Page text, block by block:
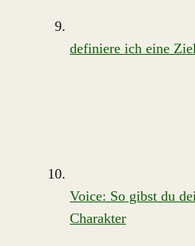
definiere ich eine
Voice: So gibst du
Charakter